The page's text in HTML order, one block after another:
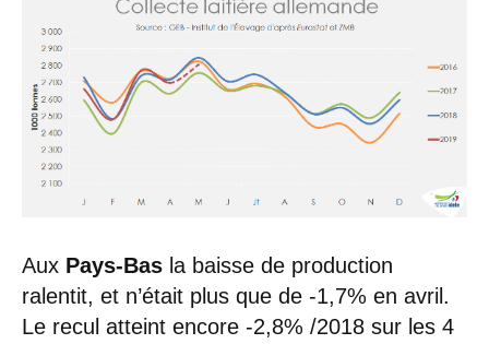
Aux Pays-Bas la baisse de production
ralentit, et n’était plus que de -1,7% en avril.
Le recul atteint encore -2,8% /2018 sur les 4